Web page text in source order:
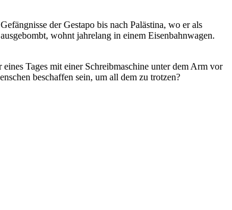
der Gestapo bis nach Palästina, wo er als
wohnt jahrelang in einem Eisenbahnwagen.
Tages mit einer Schreibmaschine unter dem Arm vor
beschaffen sein, um all dem zu trotzen?